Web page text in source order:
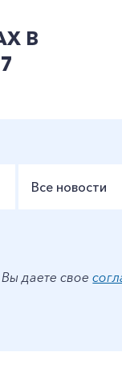
В
Все новости
Вы даете свое